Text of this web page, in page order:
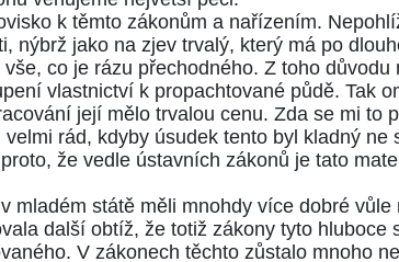
k těmto zákonům a nařízením.
nýbrž jako na zjev trvalý, který má po
co je rázu přechodného. Z toho
vlastnictví k propachtované půdě. Tak
její mělo trvalou cenu. Zda se mi to
rád, kdyby úsudek tento byl kladný
že vedle ústavních zákonů je tato
mladém státě měli mnohdy více dobré
další obtíž, že totiž zákony tyto
V zákonech těchto zůstalo mnoho